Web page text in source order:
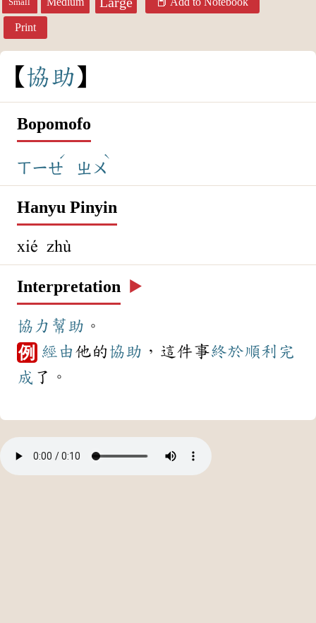
Small
Print
協助
Bopomofo
ㄒㄧㄝ
ˊ
ㄓㄨ
ˋ
Hanyu Pinyin
xié zhù
Interpretation ▶️
協力 幫助 。
例 經由他的 協助 ，這件事終於順利 完
成 了。